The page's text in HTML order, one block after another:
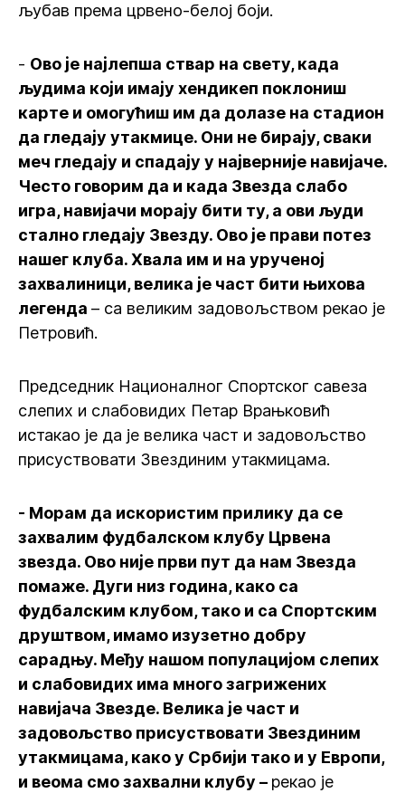
љубав према црвено-белој боји.
- Ово је најлепша ствар на свету, када
људима који имају хендикеп поклониш
карте и омогућиш им да долазе на стадион
да гледају утакмице. Они не бирају, сваки
меч гледају и спадају у најверније навијаче.
Често говорим да и када Звезда слабо
игра, навијачи морају бити ту, а ови људи
стално гледају Звезду. Ово је прави потез
нашег клуба. Хвала им и на урученој
захвалиници, велика је част бити њихова
легенда – са великим задовољством рекао је
Петровић.
Председник Националног Спортског савеза
слепих и слабовидих Петар Врањковић
истакао је да је велика част и задовољство
присуствовати Звездиним утакмицама.
- Морам да искористим прилику да се
захвалим фудбалском клубу Црвена
звезда. Ово није први пут да нам Звезда
помаже. Дуги низ година, како са
фудбалским клубом, тако и са Спортским
друштвом, имамо изузетно добру
сарадњу. Међу нашом популацијом слепих
и слабовидих има много загрижених
навијача Звезде. Велика је част и
задовољство присуствовати Звездиним
утакмицама, како у Србији тако и у Европи,
и веома смо захвални клубу – рекао је